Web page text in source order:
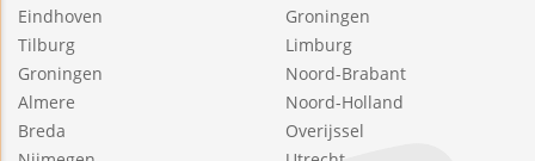
Eindhoven
Tilburg
Groningen
Almere
Breda
Groningen
Limburg
Noord-Brabant
Noord-Holland
Overijssel